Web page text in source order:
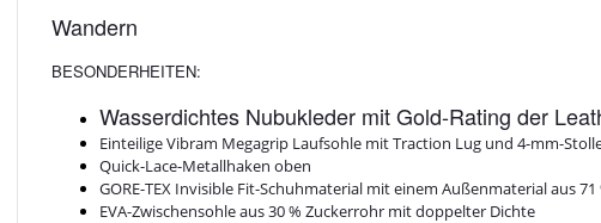
Wandern
BESONDERHEITEN:
Wasserdichtes Nubukleder mit Gold-Rating der
Einteilige Vibram Megagrip Laufsohle mit Traction Lug und 4-mm-
Quick-Lace-Metallhaken oben
GORE-TEX Invisible Fit-Schuhmaterial mit einem Außenmaterial aus
EVA-Zwischensohle aus 30 % Zuckerrohr mit doppelter Dichte